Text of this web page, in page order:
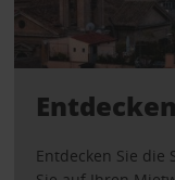
Entdecken Sie die